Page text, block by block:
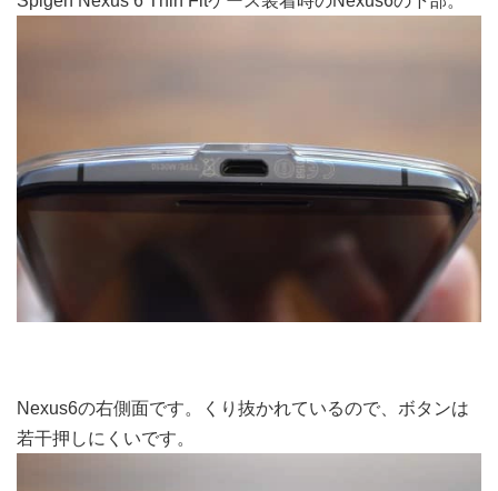
Nexus6の右側面です。くり抜かれているので、ボタンは
若干押しにくいです。